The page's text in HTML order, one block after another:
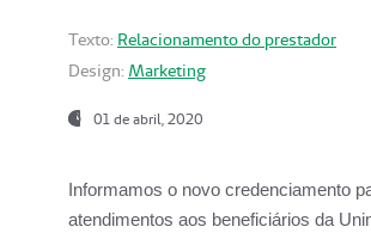
Texto: Relacionamento do prestador
Design: Marketing
01 de abril, 2020
Informamos o novo credenciamento
atendimentos aos beneficiários da